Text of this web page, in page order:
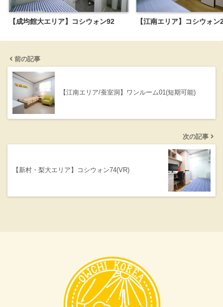
【成均館大エリア】コシウォン92 【江南エリア】コシウォン
前の記事
【江南エリア/蚕室洞】ワンルーム01(短期可能)
次の記事
【新村・梨大エリア】コシウォン74(VR)